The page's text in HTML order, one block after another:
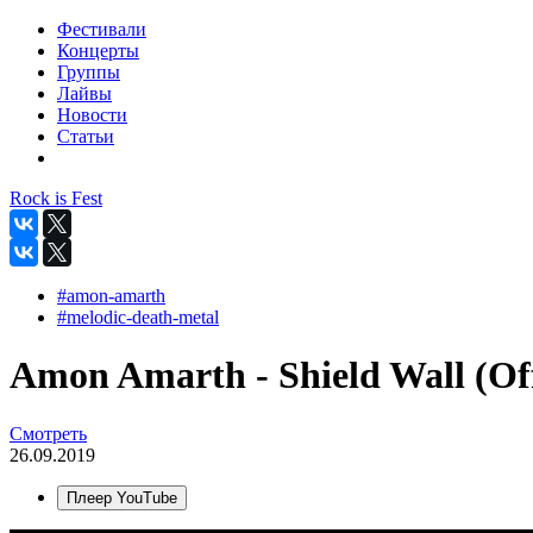
Фестивали
Концерты
Группы
Лайвы
Новости
Статьи
Rock is Fest
#amon-amarth
#melodic-death-metal
Amon Amarth - Shield Wall
Смотреть
26.09.2019
Плеер YouTube